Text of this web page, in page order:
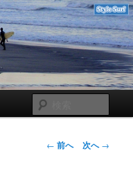
索
投
← 前へ 次へ→